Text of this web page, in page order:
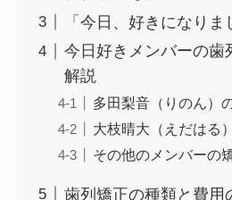
「今日、好きになり
今日好きメンバーの歯
解説
多田梨音（りのん）
大枝晴大（えだはる
その他のメンバーの
歯列矯正の種類と費用